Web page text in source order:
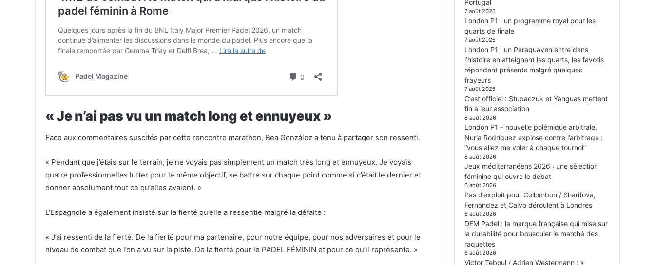
« Je n’ai pas vu un match long et ennuyeux »
Face aux commentaires suscités par cette rencontre marathon, Bea González a tenu à partager son ressenti.
« Pendant que j’étais sur le terrain, je ne voyais pas simplement un match très long et ennuyeux. Je voyais
quatre professionnelles lutter pour le même objectif, se battre sur chaque point comme si c’était le dernier et
donner absolument tout ce qu’elles avaient. »
L’Espagnole a également insisté sur la fierté qu’elle a ressentie malgré la défaite :
« J’ai ressenti de la fierté. De la fierté pour ma partenaire, pour notre équipe, pour nos adversaires et pour le
niveau de combat que l’on a vu sur la piste. De la fierté pour le PADEL FÉMININ et pour ce qu’il représente. »
Portugal
7 août 2026
London P1 : un programme royal pour les
quarts de finale
7 août 2026
London P1 : un Paraguayen entre dans
l’histoire en atteignant les quarts, les favoris
répondent présents malgré quelques
frayeurs
7 août 2026
C’est officiel : Stupaczuk et Yanguas mettent
fin à leur association
6 août 2026
London P1 – nouvelle polémique arbitrale,
Nuria Rodríguez explose contre l’arbitrage :
“vous allez me voler à chaque tournoi”
6 août 2026
Jeux méditerranéens 2026 : une sélection
féminine qui ouvre le débat
6 août 2026
Pas d’exploit pour Collombon / Sharifova,
Fernandez et Calvo déroulent à Londres
6 août 2026
DEM Padel : la marque française qui mise sur
la durabilité pour bousculer le marché des
raquettes
6 août 2026
Victor Teboul / Adrien Westermann : «